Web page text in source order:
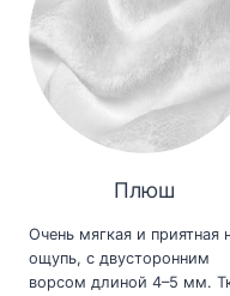
Плюш
Очень мягкая и приятная
ощупь, с двусторонним
ворсом длиной 4–5 мм.